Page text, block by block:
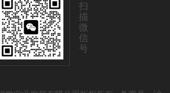
扫
描
微
信
号